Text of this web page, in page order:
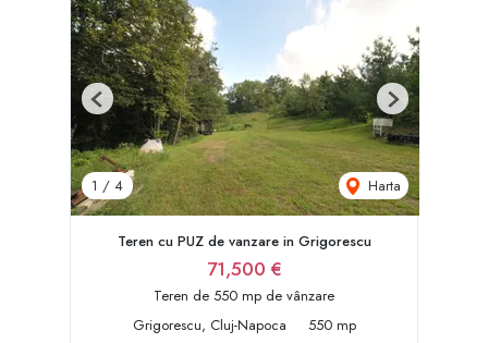
1 / 4 Harta
Previous Next
Teren cu PUZ de vanzare in Grigorescu
71,500 €
Teren de 550 mp de vânzare
Grigorescu, Cluj-Napoca
550 mp